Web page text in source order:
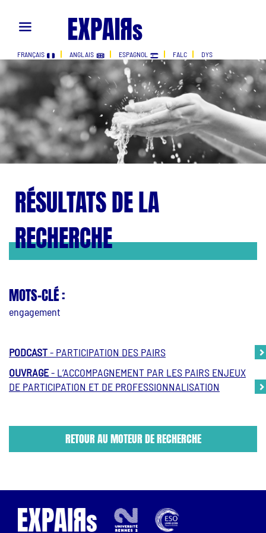
FRANÇAIS ANGLAIS ESPAGNOL FALC DYS
RÉSULTATS DE LA
RECHERCHE
MOTS-CLÉ :
engagement
PODCAST- PARTICIPATION DES PAIRS
OUVRAGE- L’ACCOMPAGNEMENT PAR LES PAIRS ENJEUX
DE PARTICIPATION ET DE PROFESSIONNALISATION
RETOUR AU MOTEUR DE RECHERCHE